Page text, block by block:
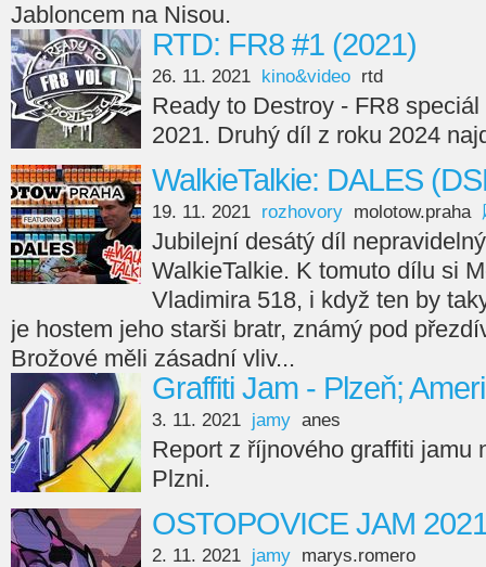
Jabloncem na Nisou.
RTD: FR8 #1 (2021)
26. 11. 2021 kino&video rtd
Ready to Destroy - FR8
2021. Druhý díl z roku 2024
WalkieTalkie: DALES
19. 11. 2021 rozhovory molotow.praha
Jubilejní desátý díl
WalkieTalkie. K tomuto dílu si
Vladimira 518, i když ten by
je hostem jeho starši bratr, známý pod
Brožové měli zásadní vliv...
Graffiti Jam - Plzeň;
3. 11. 2021 jamy anes
Report z říjnového graffiti jamu
Plzni.
OSTOPOVICE JAM
2. 11. 2021 jamy marys.romero